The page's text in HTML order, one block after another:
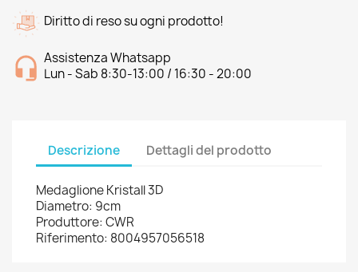
Diritto di reso su ogni prodotto!
Assistenza Whatsapp
Lun - Sab 8:30-13:00 / 16:30 - 20:00
Descrizione Dettagli del prodotto
Medaglione Kristall 3D
Diametro: 9cm
Produttore: CWR
Riferimento: 8004957056518